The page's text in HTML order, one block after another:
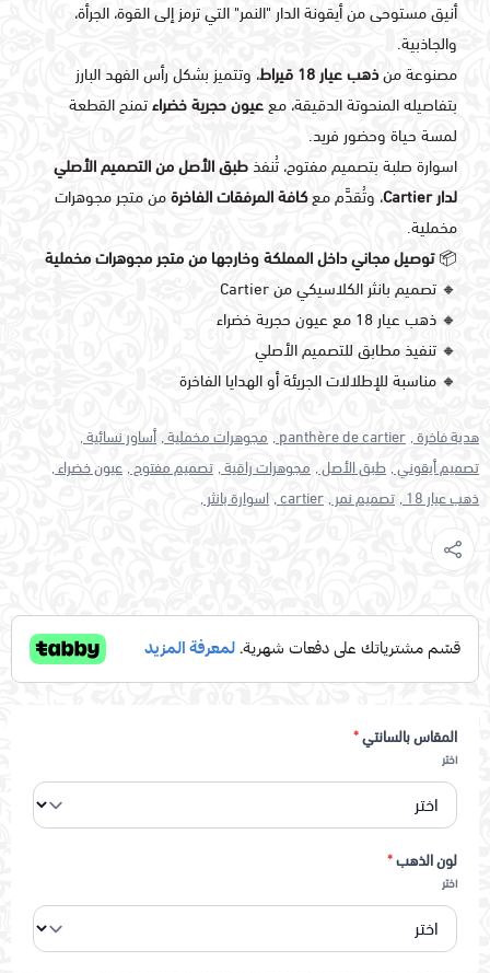
أنيق مستوحى من أيقونة الدار "النمر" التي ترمز إلى القوة، الجرأة،
والجاذبية.
مصنوعة منذهب عيار 18 قيراط
، وتتميز بشكل رأس الفهد البارز
بتفاصيله المنحوتة الدقيقة، مععيون حجرية خضراءتمنح القطعة
لمسة حياة وحضور فريد.
اسوارة صلبة بتصميم مفتوح، تُنفذ طبق الأصل من التصميم الأصلي
لدار Cartier
، وتُقدَّم معكافة المرفقات الفاخرةمن متجر مجوهرات
مخملية.
📦توصيل مجاني داخل المملكة وخارجها من متجر مجوهرات مخملية
🔸 تصميم بانثر الكلاسيكي من Cartier
🔸 ذهب عيار 18 مع عيون حجرية خضراء
🔸 تنفيذ مطابق للتصميم الأصلي
🔸 مناسبة للإطلالات الجريئة أو الهدايا الفاخرة
هدية فاخرة , panthère de cartier , مجوهرات مخملية , أساور نسائية ,
تصميم أيقوني , طبق الأصل , مجوهرات راقية , تصميم مفتوح , عيون خضراء ,
ذهب عيار 18 ,
تصميم نمر , cartier , اسوارة بانثر ,
المقاس بالسانتي*
اختر
لون الذهب*
اختر